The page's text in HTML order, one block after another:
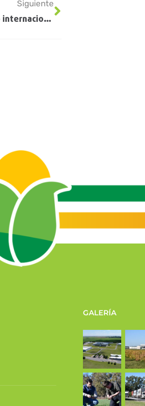
Siguiente
El girasol brilla en el mercado internacional y dejará un aporte récord en la economía
GALERÍA